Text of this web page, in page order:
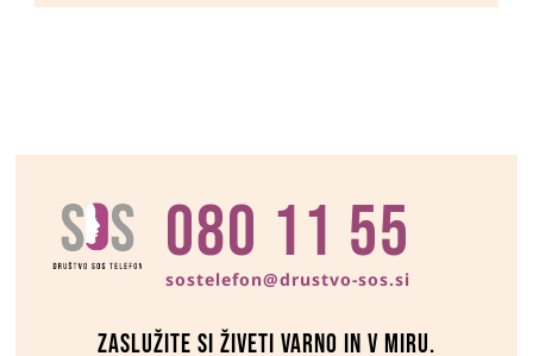
080 11 55
sostelefon@drustvo-sos.si
Zaslužite si živeti varno in v miru.